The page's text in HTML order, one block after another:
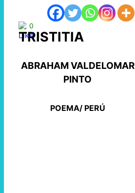
0
TRISTITIA
ABRAHAM VALDELOMAR
PINTO
POEMA/ PERÚ